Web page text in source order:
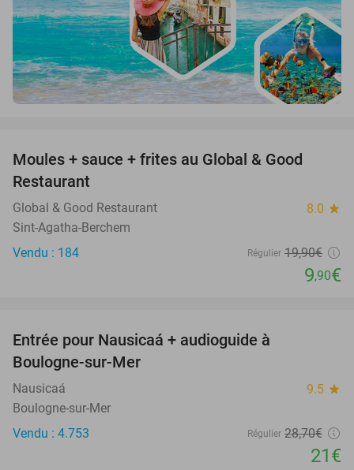
Moules + sauce + frites au Global & Good
Restaurant
Global & Good Restaurant 8.0 star
Sint-Agatha-Berchem
Vendu : 184
Régulier 19,90€
9,90€
Entrée pour Nausicaá + audioguide à
Boulogne-sur-Mer
Nausicaá 9.5 star
Boulogne-sur-Mer
Vendu : 4.753
Régulier 28,70€
21€